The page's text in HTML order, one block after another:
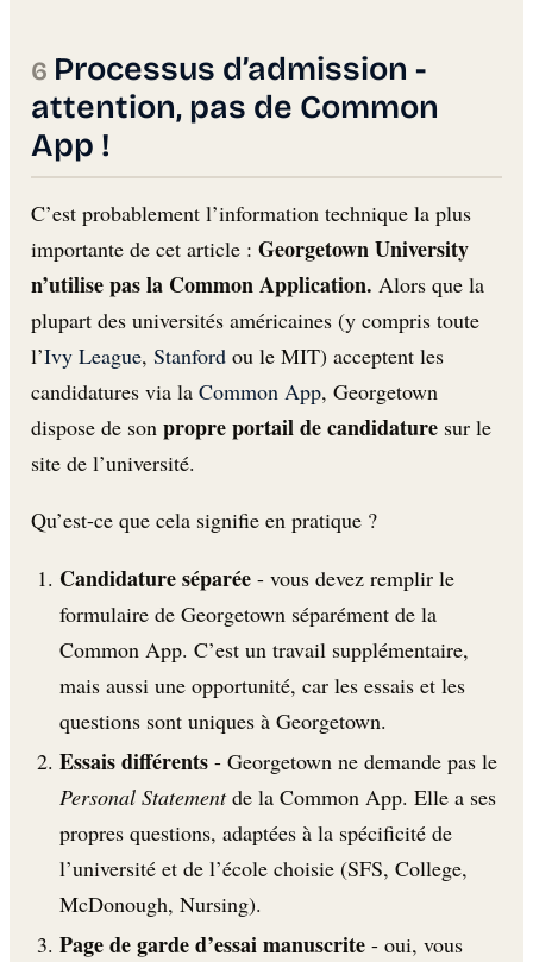
Processus d’admission -
attention, pas de Common
App !
C’est probablement l’information technique la plus
importante de cet article : Georgetown University
n’utilise pas la Common Application. Alors que la
plupart des universités américaines (y compris toute
l’Ivy League, Stanford ou le MIT) acceptent les
candidatures via la Common App, Georgetown
dispose de son propre portail de candidature sur le
site de l’université.
Qu’est-ce que cela signifie en pratique ?
Candidature séparée- vous devez remplir le
formulaire de Georgetown séparément de la
Common App. C’est un travail supplémentaire,
mais aussi une opportunité, car les essais et les
questions sont uniques à Georgetown.
Essais différents- Georgetown ne demande pas le
Personal Statementde la Common App. Elle a ses
propres questions, adaptées à la spécificité de
l’université et de l’école choisie (SFS, College,
McDonough, Nursing).
Page de garde d’essai manuscrite- oui, vous